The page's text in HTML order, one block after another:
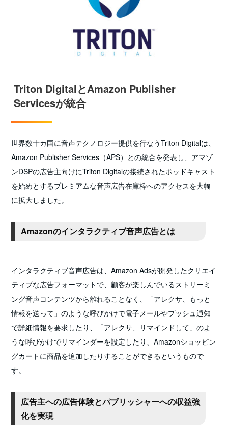
Triton DigitalとAmazon Publisher
Servicesが統合
世界数十カ国に音声テクノロジー提供を行なうTriton Digitalは、
Amazon Publisher Services（APS）との統合を発表し、アマゾ
ンDSPの広告主向けにTriton Digitalの接続されたポッドキャスト
を始めとするプレミアムな音声広告在庫枠へのアクセスを大幅
に拡大しました。
Amazonのインタラクティブ音声広告とは
インタラクティブ音声広告は、Amazon Adsが開発したクリエイ
ティブな広告フォーマットで、顧客が楽しんでいるストリーミ
ング音声コンテンツから離れることなく、「アレクサ、もっと
情報を送って」のような呼びかけで電子メールやプッシュ通知
で詳細情報を要求したり、「アレクサ、リマインドして」のよ
うな呼びかけでリマインダーを設定したり、Amazonショッピン
グカートに商品を追加したりすることができるというもので
す。
広告主への広告体験とパブリッシャーへの収益強
化を実現